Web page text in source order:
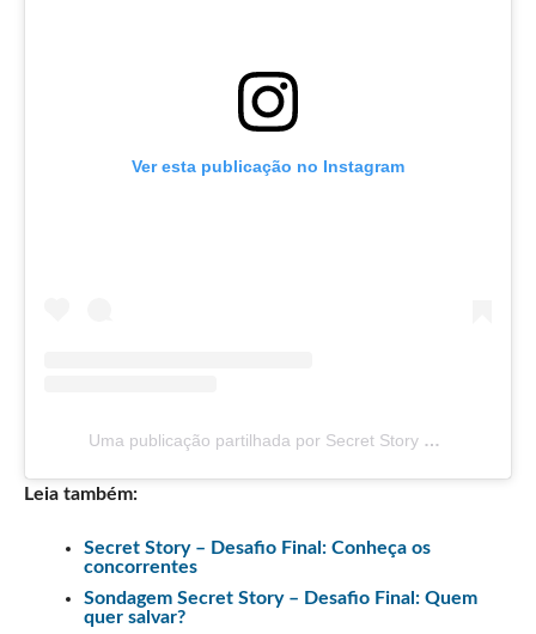
Ver esta publicação no Instagram
Uma publicação partilhada por Secret Story TVI (@sstvi)
Leia também:
Secret Story – Desafio Final: Conheça os
concorrentes
Sondagem Secret Story – Desafio Final: Quem
quer salvar?